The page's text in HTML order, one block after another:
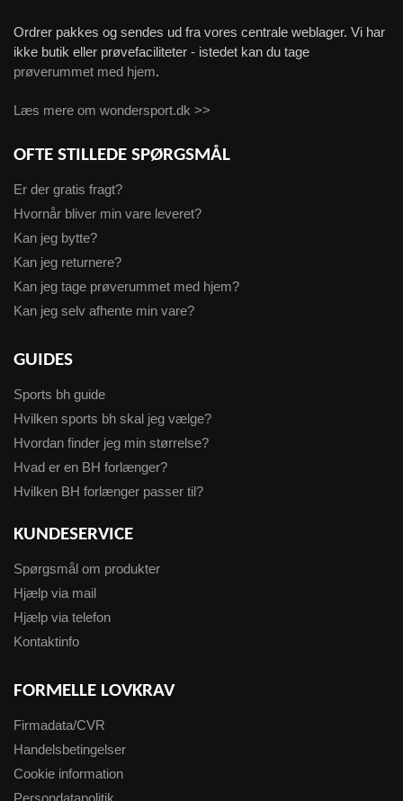
Ordrer pakkes og sendes ud fra vores centrale weblager. Vi har
ikke butik eller prøvefaciliteter - istedet kan du tage
prøverummet med hjem.
Læs mere om wondersport.dk >>
OFTE STILLEDE SPØRGSMÅL
Er der gratis fragt?
Hvornår bliver min vare leveret?
Kan jeg bytte?
Kan jeg returnere?
Kan jeg tage prøverummet med hjem?
Kan jeg selv afhente min vare?
GUIDES
Sports bh guide
Hvilken sports bh skal jeg vælge?
Hvordan finder jeg min størrelse?
Hvad er en BH forlænger?
Hvilken BH forlænger passer til?
KUNDESERVICE
Spørgsmål om produkter
Hjælp via mail
Hjælp via telefon
Kontaktinfo
FORMELLE LOVKRAV
Firmadata/CVR
Handelsbetingelser
Cookie information